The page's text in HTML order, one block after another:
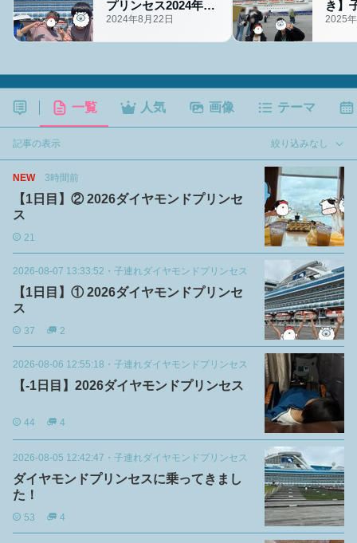
プリンセス2024年
夏 1日目①
2024年8月22日
き】
ッシ
2025
一覧 人気 画像 テーマ
記事の表示 絞り込みなし
NEW 3時間前
【1日目】② 2026ダイヤモンドプリンセ
ス
21
2026-08-07 13:33:52 ・ 子連れダイヤモンドプリンセス
【1日目】① 2026ダイヤモンドプリンセ
ス
37 2
2026-08-06 12:55:18 ・ 子連れダイヤモンドプリンセス
【-1日目】2026ダイヤモンドプリンセス
44 4
2026-08-05 12:42:47 ・ 子連れダイヤモンドプリンセス
ダイヤモンドプリンセスに乗ってきまし
た！
53 4